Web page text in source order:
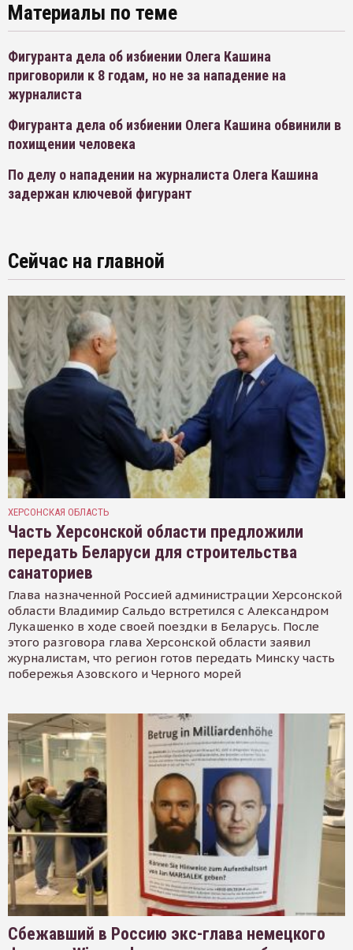
Материалы по теме
Фигуранта дела об избиении Олега Кашина
приговорили к 8 годам, но не за нападение на
журналиста
Фигуранта дела об избиении Олега Кашина обвинили в
похищении человека
По делу о нападении на журналиста Олега Кашина
задержан ключевой фигурант
Сейчас на главной
ХЕРСОНСКАЯ ОБЛАСТЬ
Часть Херсонской области предложили
передать Беларуси для строительства
санаториев
Глава назначенной Россией администрации Херсонской
области Владимир Сальдо встретился с Александром
Лукашенко в ходе своей поездки в Беларусь. После
этого разговора глава Херсонской области заявил
журналистам, что регион готов передать Минску часть
побережья Азовского и Черного морей
Сбежавший в Россию экс-глава немецкого